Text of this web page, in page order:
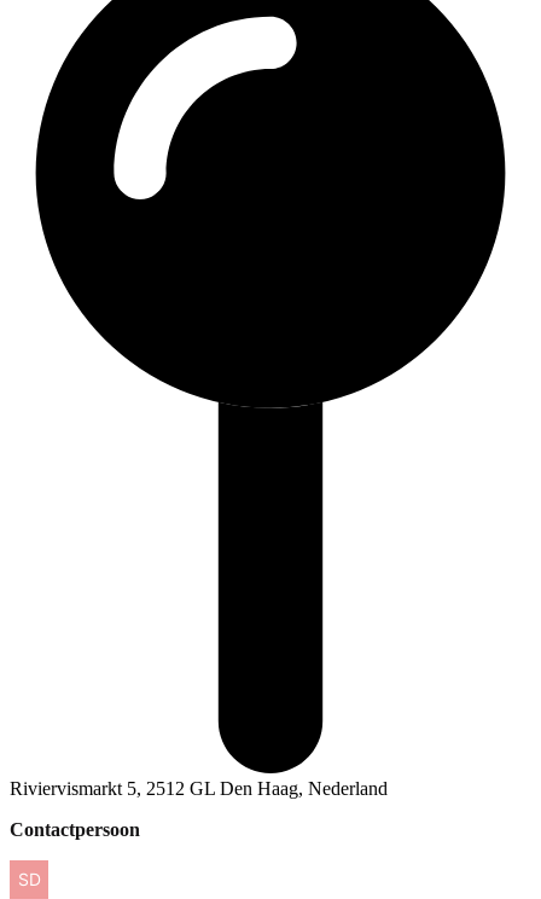
Riviervismarkt 5, 2512 GL Den Haag, Nederland
Contactpersoon